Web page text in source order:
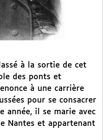
à la sortie de cet
des ponts et
à une carrière
pour se consacrer
année, il se marie avec
Nantes et appartenant